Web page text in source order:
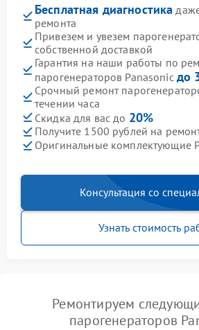
Бесплатная диагностика
ремонта
Привезем и увезем
собственной доставкой
Гарантия на наши работы по
парогенераторов Panasonic до
Срочный ремонт
течении часа
Скидка для вас до 20%
Получите 1500 рублей на
Оригинальные комплектующие
Консультация со
Узнать стоимость
Ремонтируем
парогенераторов